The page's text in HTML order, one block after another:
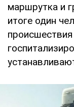
маршрутка и
итоге один